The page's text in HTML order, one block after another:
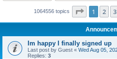
1064556 topics Page 1of
1 2 3
Im happy I finally signed up
Last post by Guest « Wed Aug 05,
Replies: 3